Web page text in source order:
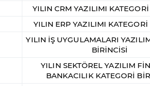
YILIN CRM YAZILIMI
YILIN ERP YAZILIMI
YILIN İŞ UYGULAMALARI
BİRİNCİSİ
YILIN SEKTÖREL YAZILIM
BANKACILIK KATEGORİ